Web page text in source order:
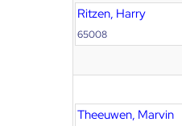
Ritzen, Harry
65008
Theeuwen, Marvin